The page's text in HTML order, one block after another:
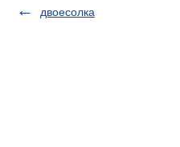
двоесолка